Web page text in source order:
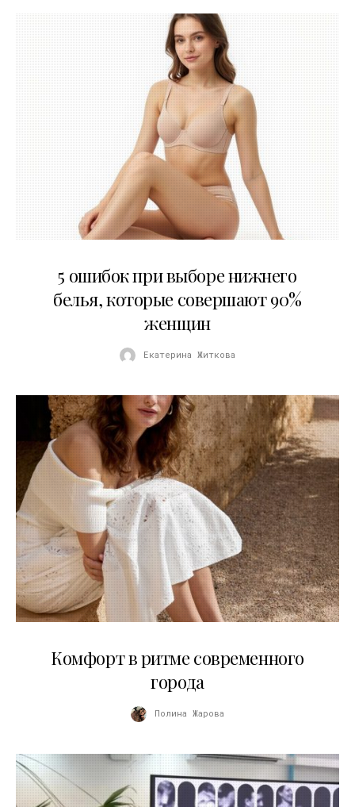
5 ошибок при выборе нижнего
белья, которые совершают 90%
женщин
Екатерина Житкова
Комфорт в ритме современного
города
Полина Жарова